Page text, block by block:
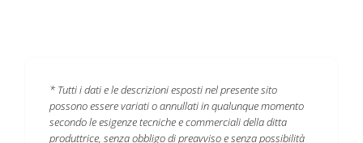
* Tutti i dati e le descrizioni esposti nel presente sito
possono essere variati o annullati in qualunque momento
secondo le esigenze tecniche e commerciali della ditta
produttrice, senza obbligo di preavviso e senza possibilità